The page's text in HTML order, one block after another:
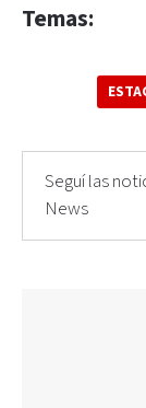
Temas:
Seguí las
News